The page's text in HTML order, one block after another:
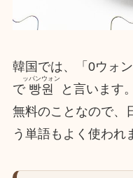
韓国では、「0ウォ
で 빵원
ッパンウォン
と言います。
無料のことなので、
う単語もよく使われ